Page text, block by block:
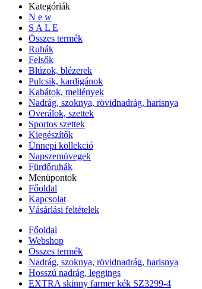
Kategóriák
N e w
S A L E
Összes termék
Ruhák
Felsők
Blúzok, blézerek
Pulcsik, kardigánok
Kabátok, mellények
Nadrág, szoknya, rövidnadrág, harisnya
Overálok, szettek
Sportos szettek
Kiegészítők
Ünnepi kollekció
Napszemüvegek
Fürdőruhák
Menüpontok
Főoldal
Kapcsolat
Vásárlási feltételek
Főoldal
Webshop
Összes termék
Nadrág, szoknya, rövidnadrág, harisnya
Hosszú nadrág, leggings
EXTRA skinny farmer kék SZ3299-4